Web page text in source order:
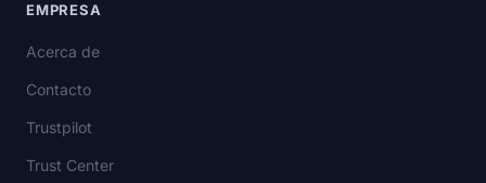
EMPRESA
Acerca de
Contacto
Trustpilot
Trust Center